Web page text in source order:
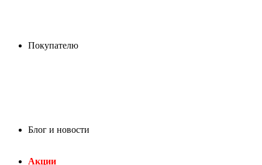
Покупателю
Блог и новости
Акции